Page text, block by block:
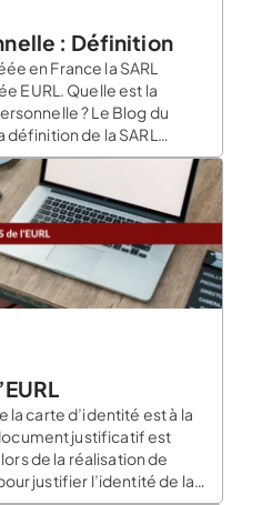
: Définition
en France la SARL
EURL. Quelle est la
? Le Blog du
de la SARL
unipersonnelle est une
dirigée par un gérant.
un capital social
la carte d’identité est à la
justificatif est
de la réalisation de
justifier l’identité de la